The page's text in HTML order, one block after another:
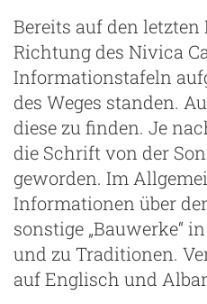
Bereits auf den
Richtung des Nivica
Informationstafeln
des Weges standen.
diese zu finden. Je
die Schrift von der
geworden. Im
Informationen über
sonstige „Bauwerke“
und zu Traditionen.
auf Englisch und